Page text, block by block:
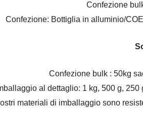
Confezione
Confezione: Bottiglia in alluminio/
Confezione bulk : 50kg
al dettaglio: 1 kg, 500 g,
materiali di imballaggio sono